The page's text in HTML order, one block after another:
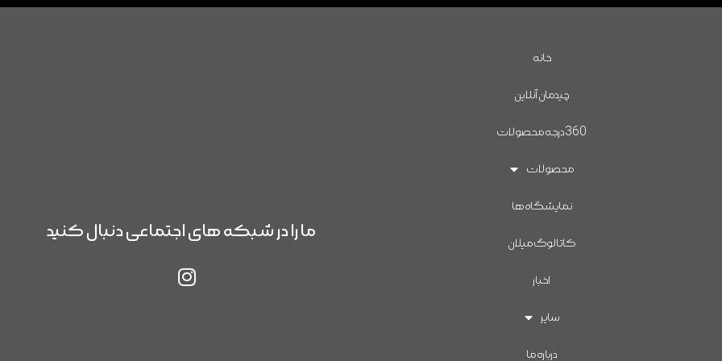
خانه
چیدمان آنلاین
360درجه محصولات
محصولات
نمایشگاه ها
کاتالوگ میلان
اخبار
سایر
درباره ما
ما را در شبکه های اجتماعی دنبال کنید